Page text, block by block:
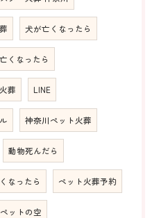
犬が亡くなったら
くなったら
葬 LINE
神奈川ペット火葬
動物死んだら
なったら ペット火葬予約
ペットの空